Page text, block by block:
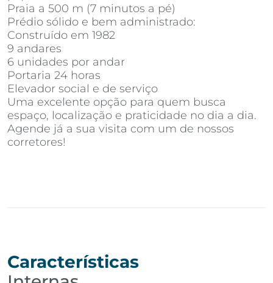
Praia a 500 m (7 minutos a pé)
Prédio sólido e bem administrado:
Construído em 1982
9 andares
6 unidades por andar
Portaria 24 horas
Elevador social e de serviço
Uma excelente opção para quem busca
espaço, localização e praticidade no dia a dia.
Agende já a sua visita com um de nossos
corretores!
Características